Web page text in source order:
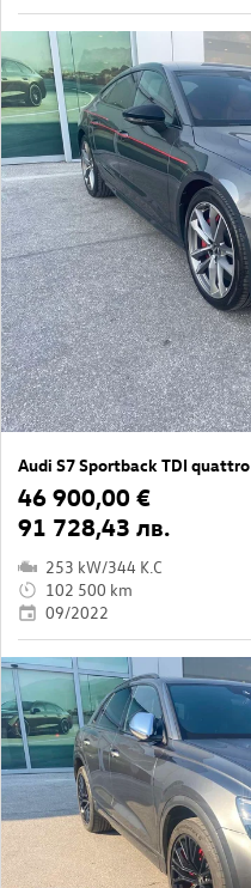
Audi S7 Sportback TDI quattro
46 900,00 €
91 728,43 лв.
253 kW/344 K.C
102 500 km
09/2022